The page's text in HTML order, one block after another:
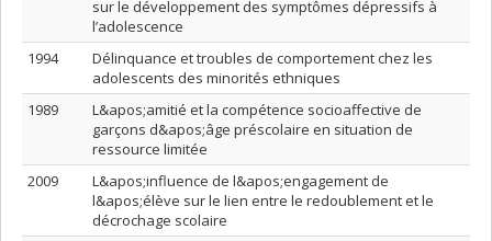
sur le développement des symptômes dépressifs à
l’adolescence
1994
Délinquance et troubles de comportement chez les
adolescents des minorités ethniques
1989
L&apos;amitié et la compétence socioaffective de
garçons d&apos;âge préscolaire en situation de
ressource limitée
2009
L&apos;influence de l&apos;engagement de
l&apos;élève sur le lien entre le redoublement et le
décrochage scolaire